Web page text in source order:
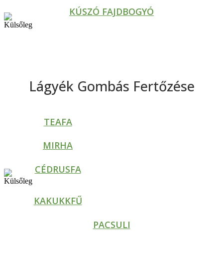
KÚSZÓ FAJDBOGYÓ
Lágyék Gombás Fertőzése
TEAFA
MIRHA
CÉDRUSFA
KAKUKKFŰ
PACSULI